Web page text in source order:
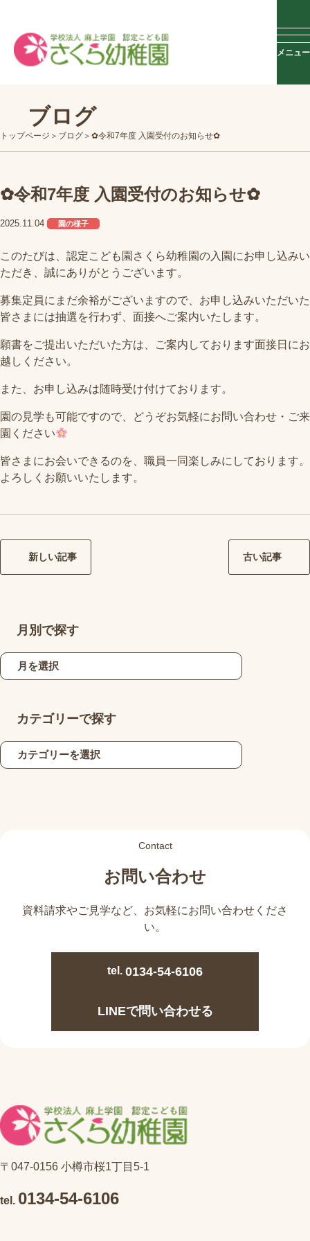
メニュー
ブログ
トップページ ブログ ✿令和7年度 入園受付のお知らせ✿
✿令和7年度 入園受付のお知らせ✿
2025.11.04 園の様子
このたびは、認定こども園さくら幼稚園の入園にお申し込みい
ただき、誠にありがとうございます。
募集定員にまだ余裕がございますので、 お申し込みいただいた
皆さまには抽選を行わず、面接へご案内いたします。
願書をご提出いただいた方は、
ご案内しております面接日にお
越しください。
また、 お申し込みは随時受け付けております。
園の見学も可能ですので、どうぞお気軽にお問い合わせ・ご来
園ください
皆さまにお会いできるのを、職員一同楽しみにしております。
よろしくお願いいたします。
新しい記事 古い記事
月別で探す
カテゴリーで探す
Contact
お問い合わせ
資料請求やご見学など、 お気軽にお問い合わせくださ
い。
tel. 0134-54-6106
LINEで問い合わせる
〒047-0156 小樽市桜1丁目5-1
tel. 0134-54-6106